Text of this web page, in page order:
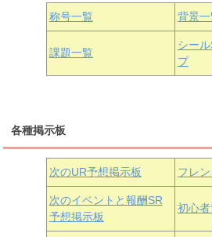
津島善子 黒澤ルビィ
浦の星女学院3年
黒澤ダイヤ
中須かすみ 天王寺璃奈
朝香果林 近江彼方
称号一覧 背景一
課題一覧
シー
プ
各種掲示板
次のUR予想掲示板 フレ
次のイベントと報酬SR
予想掲示板
初心